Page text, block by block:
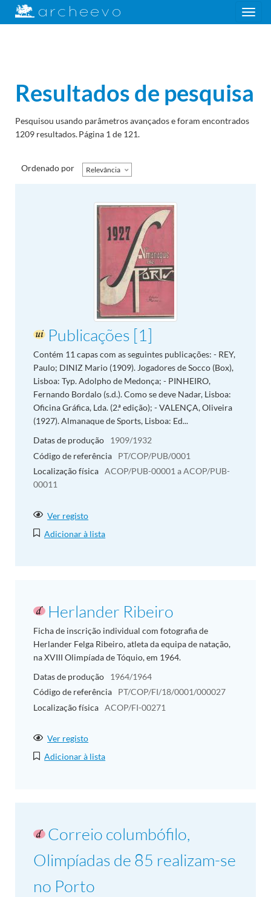
Toggle
navigation
Resultados de pesquisa
Pesquisou usando parâmetros avançados e foram encontrados
1209 resultados.Página 1 de 121.
Ordenado por Relevância
Publicações [1]
Contém 11 capas com as seguintes publicações: - REY,
Paulo; DINIZ Mario (1909). Jogadores de Socco (Box),
Lisboa: Typ. Adolpho de Medonça; - PINHEIRO,
Fernando Bordalo (s.d.). Como se deve Nadar, Lisboa:
Oficina Gráfica, Lda. (2.ª edição); - VALENÇA, Oliveira
(1927). Almanaque de Sports, Lisboa: Ed...
Datas de produção
1909/1932
Código de referência
PT/COP/PUB/0001
Localização física ACOP/PUB-00001 a ACOP/PUB-
00011
Ver registo
Adicionar à lista
Herlander Ribeiro
Ficha de inscrição individual com fotografia de
Herlander Felga Ribeiro, atleta da equipa de natação,
na XVIII Olimpíada de Tóquio, em 1964.
Datas de produção
1964/1964
Código de referência
PT/COP/FI/18/0001/000027
Localização física ACOP/FI-00271
Ver registo
Adicionar à lista
Correio columbófilo,
Olimpíadas de 85 realizam-se
no Porto